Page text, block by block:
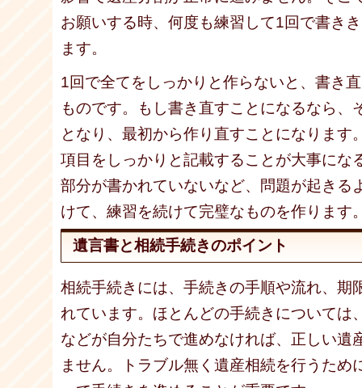
お願いする時、何度も練習して1回で書き
ます。
1回で全てをしっかりと作らないと、書き
ものです。もし書き直すことになるなら、
となり、最初から作り直すことになります
項目をしっかりと記載することが大事にな
部分が書かれていないなど、問題が起きる
けて、練習を続けて完璧なものを作ります
遺言書と相続手続きのポイント
相続手続きには、手続きの手順や流れ、期
れています。ほとんどの手続きについては
などが自分たちで進めなければ、正しい遺
ません。トラブル無く遺産相続を行うため